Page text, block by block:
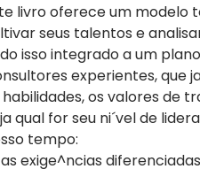
livro oferece um modelo
seus talentos e
isso integrado a um
experientes, que
habilidades, os valores de
qual for seu ni´vel de
tempo:
exige^ncias